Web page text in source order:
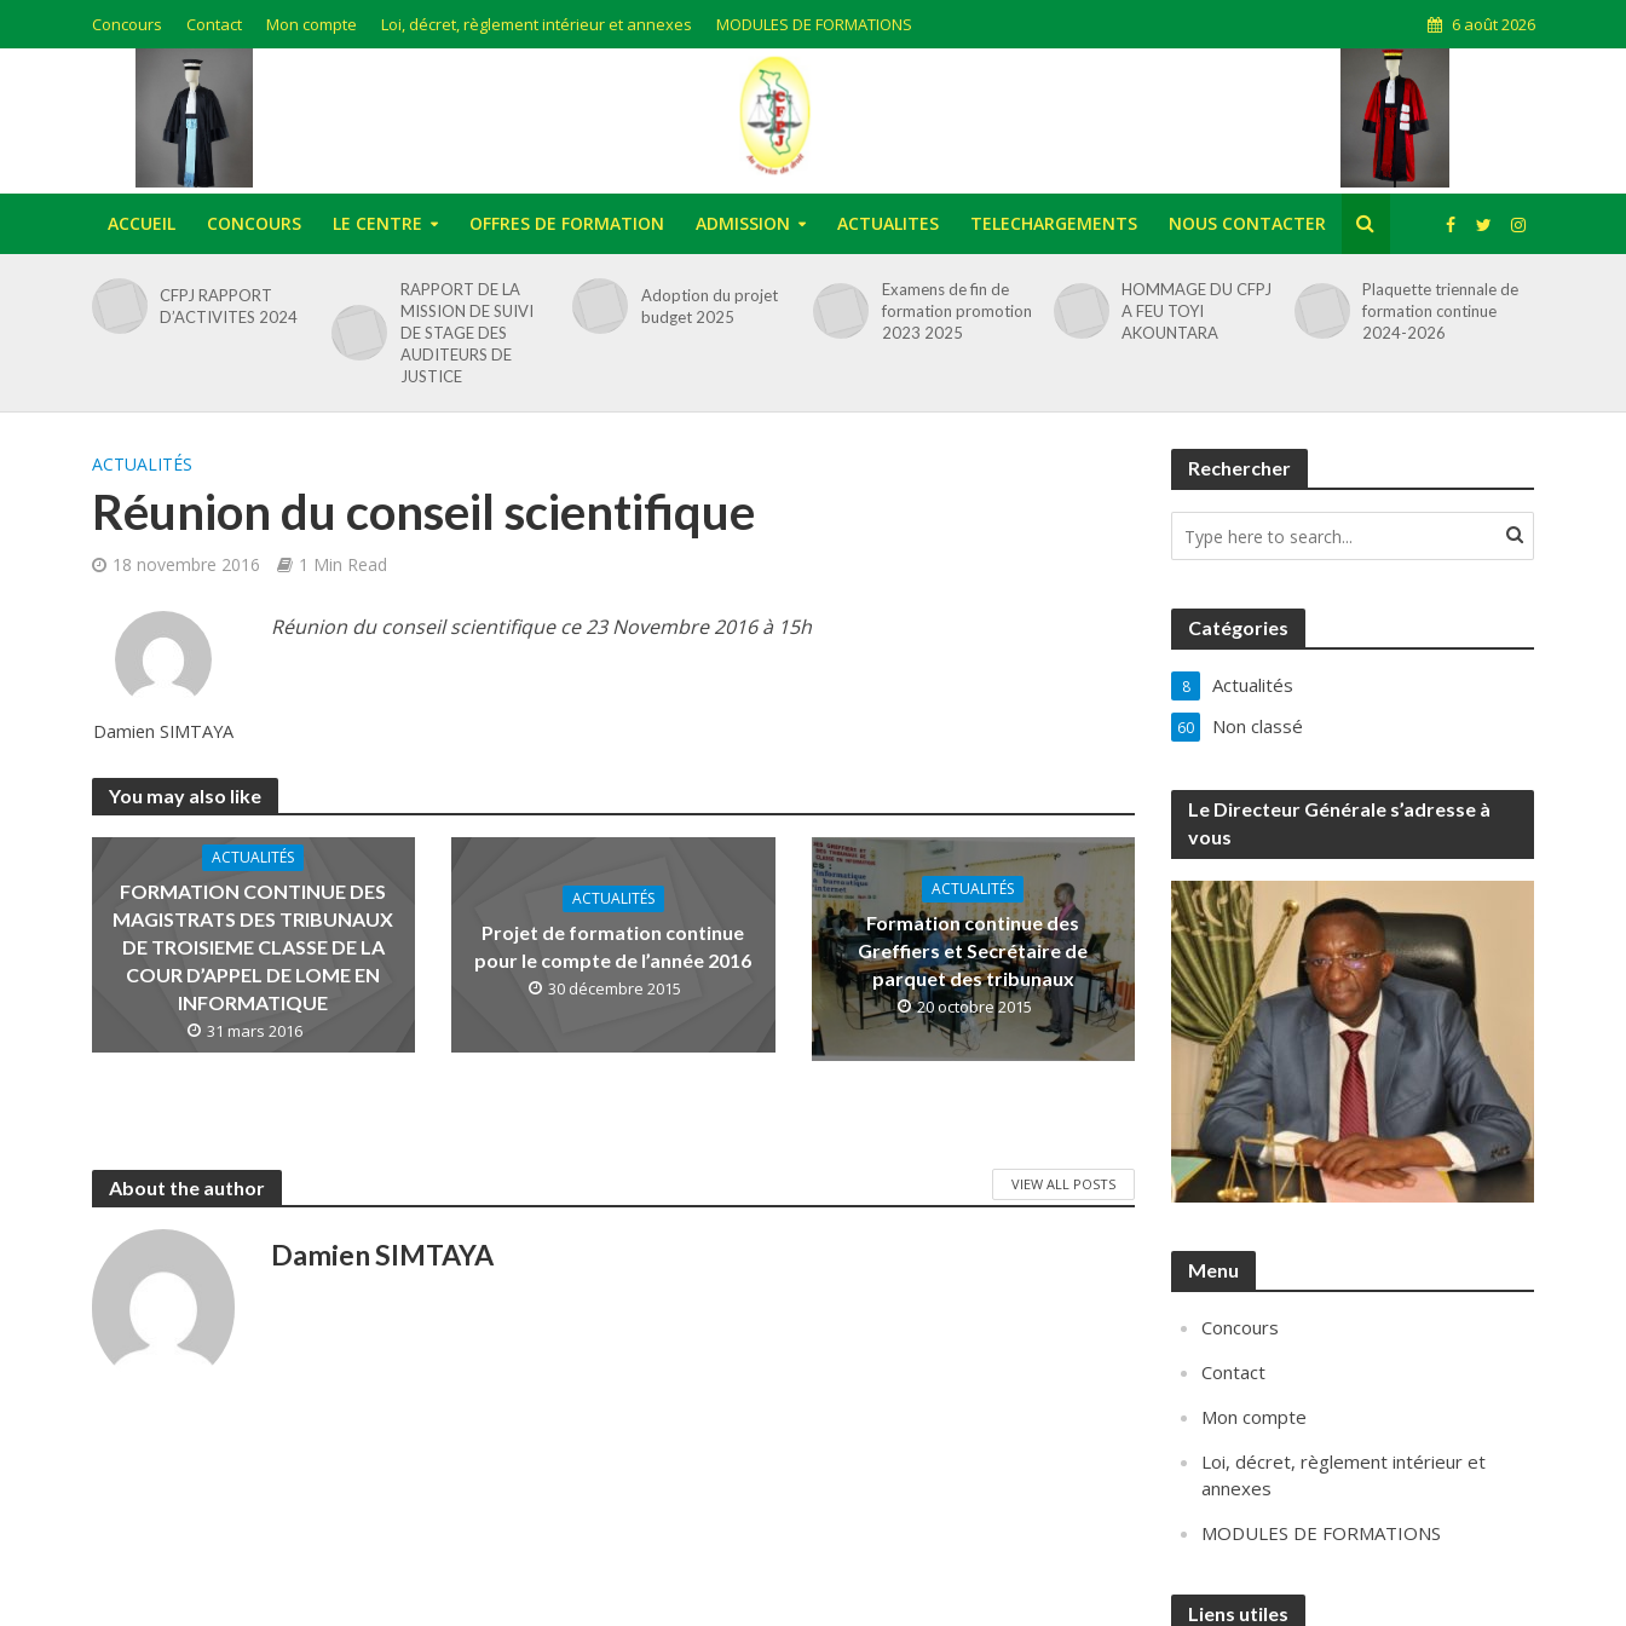
Concours Contact Mon compte Loi, décret, règlement intérieur et annexes MODULES DE FORMATIONS 6 août 2026
ACCUEIL CONCOURS LE CENTRE OFFRES DE FORMATION ADMISSION ACTUALITES TELECHARGEMENTS NOUS CONTACTER
CFPJ RAPPORT
D’ACTIVITES 2024
RAPPORT DE LA
MISSION DE SUIVI
DE STAGE DES
AUDITEURS DE
JUSTICE
Adoption du projet
budget 2025
Examens de fin de
formation promotion
2023 2025
HOMMAGE DU CFPJ
A FEU TOYI
AKOUNTARA
Plaquette triennale de
formation continue
2024-2026
ACTUALITÉS
Réunion du conseil scientifique
18 novembre 2016 1 Min Read
Damien SIMTAYA
Réunion du conseil scientifique ce 23 Novembre 2016 à 15h
You may also like
ACTUALITÉS
FORMATION CONTINUE DES
MAGISTRATS DES TRIBUNAUX
DE TROISIEME CLASSE DE LA
COUR D’APPEL DE LOME EN
INFORMATIQUE
31 mars 2016
ACTUALITÉS
Projet de formation continue
pour le compte de l’année 2016
30 décembre 2015
ACTUALITÉS
Formation continue des
Greffiers et Secrétaire de
parquet des tribunaux
20 octobre 2015
About the author VIEW ALL POSTS
Damien SIMTAYA
Rechercher
Catégories
Actualités
8
Non classé
60
Le Directeur Générale s’adresse à
vous
Menu
Concours
Contact
Mon compte
Loi, décret, règlement intérieur et
annexes
MODULES DE FORMATIONS
Liens utiles